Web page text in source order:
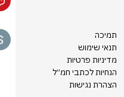
תמיכה
תנאי שימוש
מדיניות פרטיות
הנחיות לכתבי חמ״ל
הצהרת נגישות